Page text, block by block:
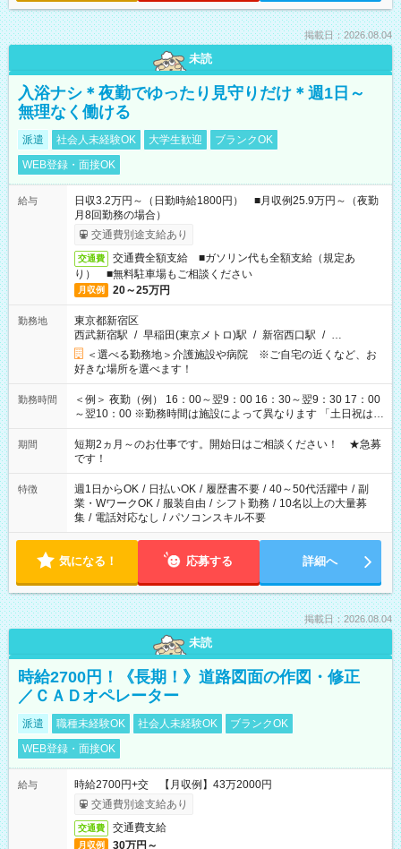
掲載日：2026.08.04
未読
入浴ナシ＊夜勤でゆったり見守りだけ＊週1日～
無理なく働ける
派遣 社会人未経験OK 大学生歓迎
ブランクOK
WEB登録・面接OK
給与
日収3.2万円～（日勤時給1800円） ■月収例25.9万円～（夜勤
月8回勤務の場合）
交通費別途支給あり
交通費
交通費全額支給 ■ガソリン代も全額支給（規定あ
り） ■無料駐車場もご相談ください
月収例 20～25万円
勤務地
東京都新宿区
西武新宿駅 / 早稲田(東京メトロ)駅 / 新宿西口駅 / …
＜選べる勤務地＞介護施設や病院 ※ご自宅の近くなど、お
好きな場所を選べます！
勤務時間
＜例＞ 夜勤（例） 16：00～翌9：00 16：30～翌9：30 17：00
～翌10：00 ※勤務時間は施設によって異なります 「土日祝は休
みたい」 「しっかり稼ぎたい」 「もう少し遅い時間から始めた
い」など ご希望にあったお仕事をご案内いたします。 ※未経験
の方の場合は1～2ヶ月間は日中での仕事を経験いただき、 お
仕事に慣れてからの夜勤になります。 ★家庭の都合でお休みが
必要な場合も遠慮なくご相談ください。
期間
短期2ヵ月～のお仕事です。開始日はご相談ください！ ★急募
です！
特徴 週1日からOK / 日払いOK / 履歴書不要 / 40～50代活躍中 / 副
業・WワークOK / 服装自由 / シフト勤務 / 10名以上の大量募
集 / 電話対応なし / パソコンスキル不要
気になる！ 応募する 詳細へ
掲載日：2026.08.04
未読
時給2700円！《長期！》道路図面の作図・修正
／ＣＡＤオペレーター
派遣 職種未経験OK 社会人未経験OK
ブランクOK
WEB登録・面接OK
給与
時給2700円+交 【月収例】43万2000円
交通費別途支給あり
交通費 交通費支給
月収例 30万円～